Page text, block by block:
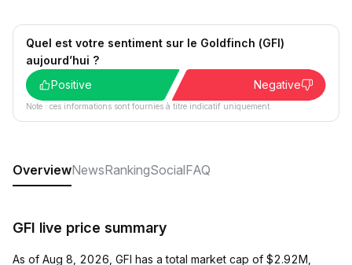
Quel est votre sentiment sur le Goldfinch (GFI)
aujourd’hui ?
Positive
Negative
Note : ces informations sont fournies à titre indicatif uniquement.
OverviewNewsRankingSocialFAQ
GFI live price summary
As of Aug 8, 2026, GFI has a total market cap of $2.92M,